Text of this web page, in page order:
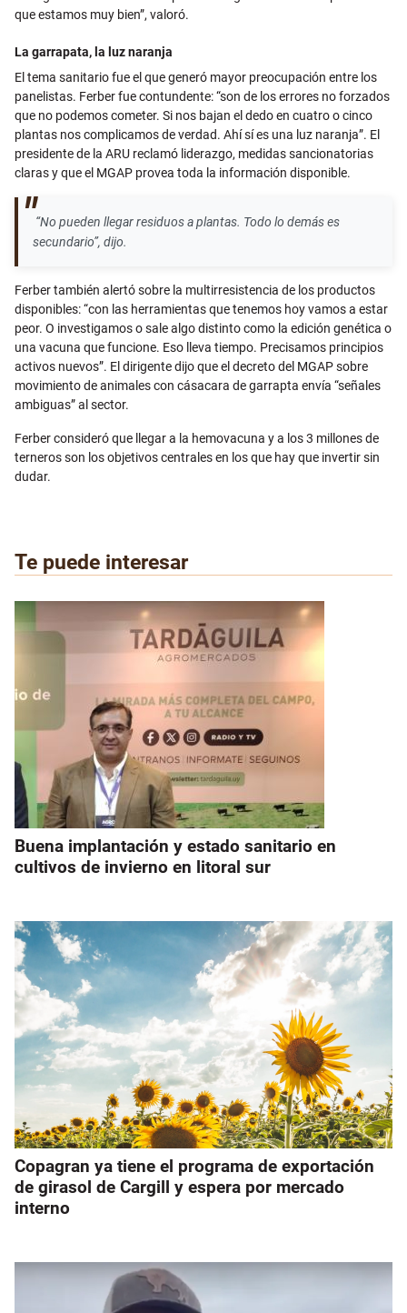
que estamos muy bien”, valoró.
La garrapata, la luz naranja
El tema sanitario fue el que generó mayor preocupación entre los
panelistas. Ferber fue contundente: “son de los errores no forzados
que no podemos cometer. Si nos bajan el dedo en cuatro o cinco
plantas nos complicamos de verdad. Ahí sí es una luz naranja”. El
presidente de la ARU reclamó liderazgo, medidas sancionatorias
claras y que el MGAP provea toda la información disponible.
“No pueden llegar residuos a plantas. Todo lo demás es
secundario”, dijo.
Ferber también alertó sobre la multirresistencia de los productos
disponibles: “con las herramientas que tenemos hoy vamos a estar
peor. O investigamos o sale algo distinto como la edición genética o
una vacuna que funcione. Eso lleva tiempo. Precisamos principios
activos nuevos”. El dirigente dijo que el decreto del MGAP sobre
movimiento de animales con cásacara de garrapta envía “señales
ambiguas” al sector.
Ferber consideró que llegar a la hemovacuna y a los 3 millones de
terneros son los objetivos centrales en los que hay que invertir sin
dudar.
Te puede interesar
Buena implantación y estado sanitario en
cultivos de invierno en litoral sur
Copagran ya tiene el programa de exportación
de girasol de Cargill y espera por mercado
interno